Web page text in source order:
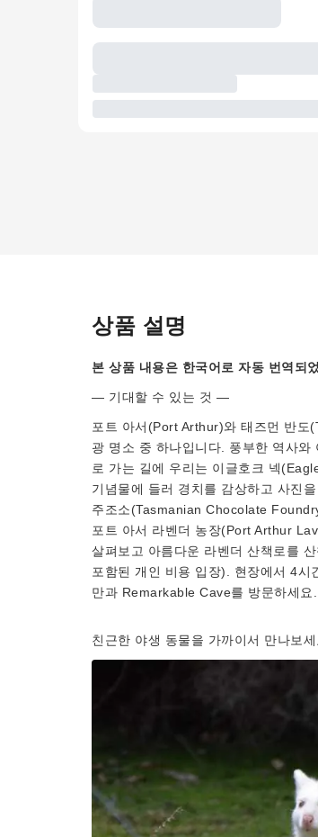
상품 설명
본 상품 내용은 한국어로 자동 번역되
— 기대할 수 있는 것 —
포트 아서(Port Arthur)와 태즈먼 반도
광 명소 중 하나입니다. 풍부한 역사
로 가는 길에 우리는 이글호크 넥
기념물에 들러 경치를 감상하고 사진
주조소(Tasmanian Chocolate
포트 아서 라벤더 농장(Port Arthur
살펴보고 아름다운 라벤더 산책로를
포함된 개인 비용 입장). 현장에서 4
만과 Remarkable Cave를 방문하세요.
친근한 야생 동물을 가까이서 만나보세